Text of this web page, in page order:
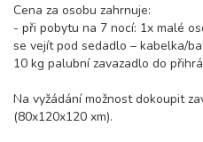
Cena za osobu zahrnuje:
- při pobytu na 7 nocí: 1x malé
se vejít pod sedadlo – kabelka/
10 kg palubní zavazadlo do
Na vyžádání možnost dokoupit
(80x120x120 xm).